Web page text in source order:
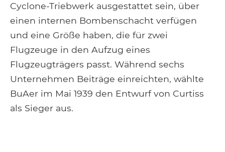
Cyclone-Triebwerk ausgestattet sein, über
einen internen Bombenschacht verfügen
und eine Größe haben, die für zwei
Flugzeuge in den Aufzug eines
Flugzeugträgers passt. Während sechs
Unternehmen Beiträge einreichten, wählte
BuAer im Mai 1939 den Entwurf von Curtiss
als Sieger aus.